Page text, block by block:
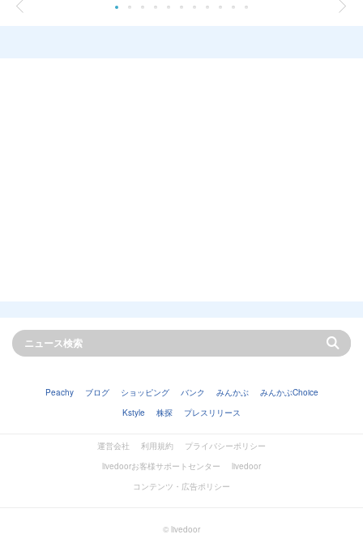
Peachy ブログ ショッピング バンク みんかぶ
みんかぶChoice
Kstyle
株探 プレスリリース
運営会社 利用規約
プライバシーポリシー
livedoorお客様サポートセンター
livedoor
コンテンツ・広告ポリシー
© livedoor